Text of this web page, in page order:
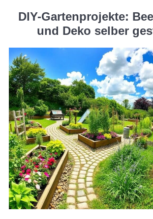
DIY-Gartenprojekte:
und Deko selber